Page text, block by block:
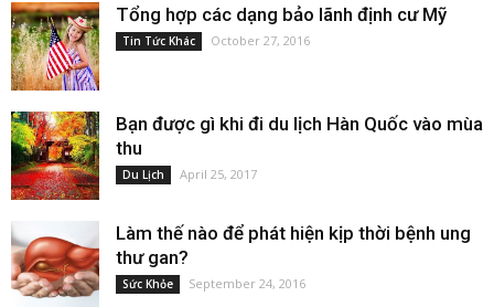
Tổng hợp các dạng bảo lãnh định cư Mỹ
Tin Tức Khác October 27, 2016
Bạn được gì khi đi du lịch Hàn Quốc vào mùa
thu
Du Lịch April 25, 2017
Làm thế nào để phát hiện kịp thời bệnh ung
thư gan?
Sức Khỏe September 24, 2016